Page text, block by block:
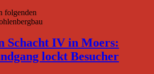
folgenden
Schacht IV in Moers:
lockt Besucher